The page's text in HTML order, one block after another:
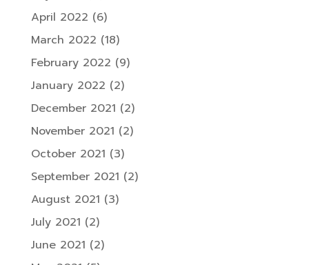
April 2022 (6)
March 2022 (18)
February 2022 (9)
January 2022 (2)
December 2021 (2)
November 2021 (2)
October 2021 (3)
September 2021 (2)
August 2021 (3)
July 2021 (2)
June 2021 (2)